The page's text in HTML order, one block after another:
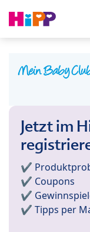
Jetzt im
✔️
✔️ Coupons
✔️
✔️ Tipps per